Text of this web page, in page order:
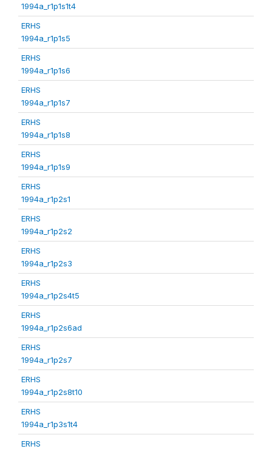
1994a_r1p1s1t4
ERHS
1994a_r1p1s5
ERHS
1994a_r1p1s6
ERHS
1994a_r1p1s7
ERHS
1994a_r1p1s8
ERHS
1994a_r1p1s9
ERHS
1994a_r1p2s1
ERHS
1994a_r1p2s2
ERHS
1994a_r1p2s3
ERHS
1994a_r1p2s4t5
ERHS
1994a_r1p2s6ad
ERHS
1994a_r1p2s7
ERHS
1994a_r1p2s8t10
ERHS
1994a_r1p3s1t4
ERHS